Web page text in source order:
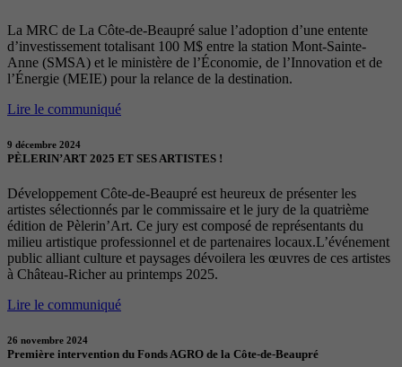
La MRC de La Côte-de-Beaupré salue l’adoption d’une entente
d’investissement totalisant 100 M$ entre la station Mont-Sainte-
Anne (SMSA) et le ministère de l’Économie, de l’Innovation et de
l’Énergie (MEIE) pour la relance de la destination.
Lire le communiqué
9 décembre 2024
PÈLERIN’ART 2025 ET SES ARTISTES !
Développement Côte-de-Beaupré est heureux de présenter les
artistes sélectionnés par le commissaire et le jury de la quatrième
édition de Pèlerin’Art. Ce jury est composé de représentants du
milieu artistique professionnel et de partenaires locaux.L’événement
public alliant culture et paysages dévoilera les œuvres de ces artistes
à Château-Richer au printemps 2025.
Lire le communiqué
26 novembre 2024
Première intervention du Fonds AGRO de la Côte-de-Beaupré